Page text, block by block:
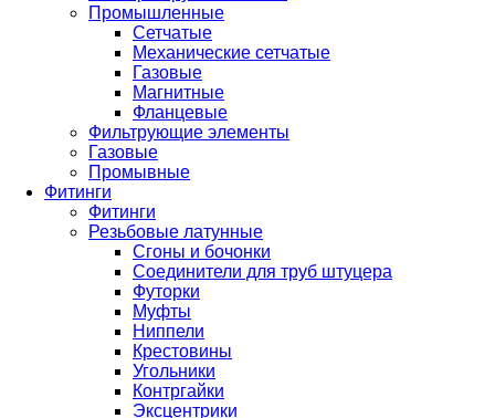
Промышленные
Сетчатые
Механические сетчатые
Газовые
Магнитные
Фланцевые
Фильтрующие элементы
Газовые
Промывные
Фитинги
Фитинги
Резьбовые латунные
Сгоны и бочонки
Соединители для труб штуцера
Футорки
Муфты
Ниппели
Крестовины
Угольники
Контргайки
Эксцентрики